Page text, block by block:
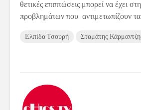
θετικές επιπτώσεις μπορεί να έχει
προβλημάτων που αντιμετωπίζουν
Ελπίδα Τσουρή Σταμάτης